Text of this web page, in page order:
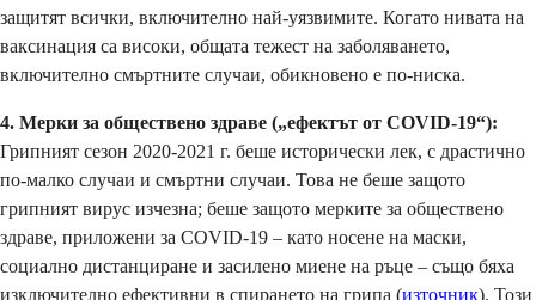
защитят всички, включително най-уязвимите. Когато нивата на
ваксинация са високи, общата тежест на заболяването,
включително смъртните случаи, обикновено е по-ниска.
4. Мерки за обществено здраве („ефектът от COVID-19“):
Грипният сезон 2020-2021 г. беше исторически лек, с драстично
по-малко случаи и смъртни случаи. Това не беше защото
грипният вирус изчезна; беше защото мерките за обществено
здраве, приложени за COVID-19 – като носене на маски,
социално дистанциране и засилено миене на ръце – също бяха
изключително ефективни в спирането на грипа (източник). Този